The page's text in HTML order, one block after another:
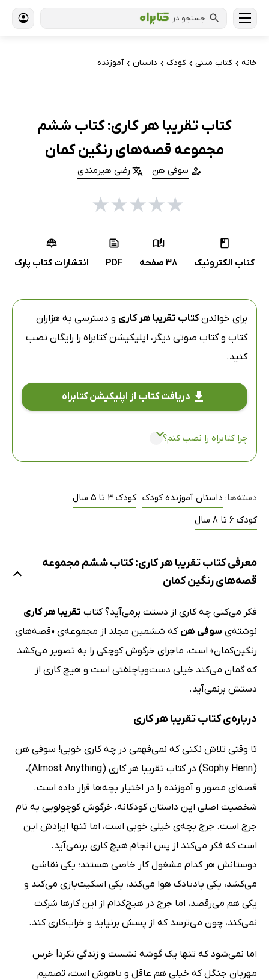
جستجو در
خانه › کتاب‌ متنی › کودک › داستان › آموزنده
کتاب تقریبا هر کاری: کتاب ششم
مجموعه قصه‌های رنگین کمان
سوفی هن رضی هیرمندی
★
★
★
★
★
کتاب الکترونیک 38 صفحه PDF انتشارات کتاب پارک
برای خواندنکتاب تقریبا هر کاری و دسترسی به هزاران
کتاب و کتاب صوتی دیگر، اپلیکیشن کتابراه را رایگان نصب
کنید.
دریافت کتاب از اپلیکیشن کتابراه
چرا کتابراه را نصب کنم؟
دسته‌ها: داستان آموزنده کودک کودک 3 تا 5 سال
کودک 6 تا 8 سال
معرفی کتاب تقریبا هر کاری: کتاب ششم مجموعه
قصه‌های رنگین کمان
فکر می‌کنی چه کاری از دستت برمی‌آید؟ کتاب تقریبا هر کاری
نوشته‌ی سوفی هن که ششمین مجلد از مجموعه‌ی «قصه‌های
رنگین‌کمان» است، ماجرای خرگوش کوچکی را به تصویر می‌کشد
که گمان می‌کند خیلی دست‌وپاچلفتی است و هیچ کاری از
دستش برنمی‌آید.
درباره‌ی کتاب تقریبا هر کاری
تا وقتی تلاش نکنی که نمی‌فهمی در چه کاری خوبی! سوفی هن
(Sophy Henn) در کتاب تقریبا هر کاری (Almost Anything)،
قصه‌ای مصور و آموزنده را در اختیار بچه‌ها قرار داده است.
شخصیت اصلی این داستان کودکانه، خرگوش کوچولویی به نام
جرج است. جرج بچه‌ی خیلی خوبی است، اما تنها ایرادش این
است که فکر می‌کند از پس انجام هیچ کاری برنمی‌آید.
دوستانش هر کدام مشغول کار خاصی هستند؛ یکی نقاشی
می‌کشد، یکی بادبادک هوا می‌کند، یکی اسکیت‌بازی می‌کند و
یکی هم می‌رقصد، اما جرج در هیچ‌کدام از این کارها شرکت
نمی‌کند، چون می‌ترسد که از پسش برنیاید و خراب‌کاری کند.
اما نمی‌شود که تنها یک گوشه نشست و زندگی نکرد! خرس
مهربان جنگل که خیلی هم عاقل و باهوش است، تصمیم